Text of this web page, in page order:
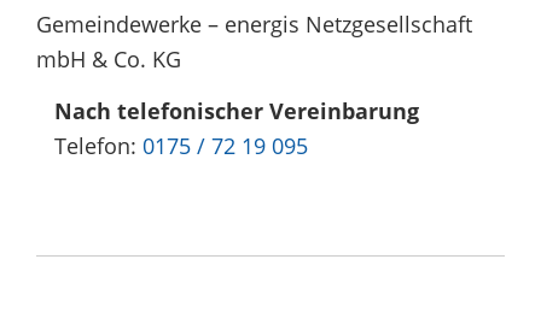
Gemeindewerke – energis Netzgesellschaft
mbH & Co. KG
Nach telefonischer Vereinbarung
Telefon: 0175 / 72 19 095